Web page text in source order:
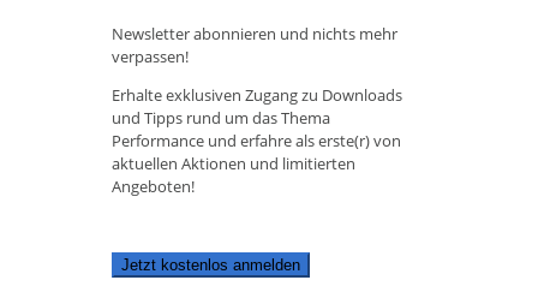
Newsletter abonnieren und nichts mehr
verpassen!
Erhalte exklusiven Zugang zu Downloads
und Tipps rund um das Thema
Performance und erfahre als erste(r) von
aktuellen Aktionen und limitierten
Angeboten!
Jetzt kostenlos anmelden